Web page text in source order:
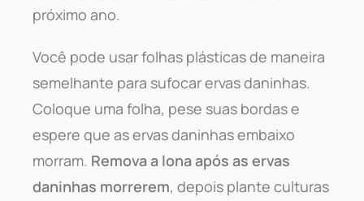
próximo ano.
Você pode usar folhas plásticas de maneira
semelhante para sufocar ervas daninhas.
Coloque uma folha, pese suas bordas e
espere que as ervas daninhas embaixo
morram. Remova a lona após as ervas
daninhas morrerem, depois plante culturas